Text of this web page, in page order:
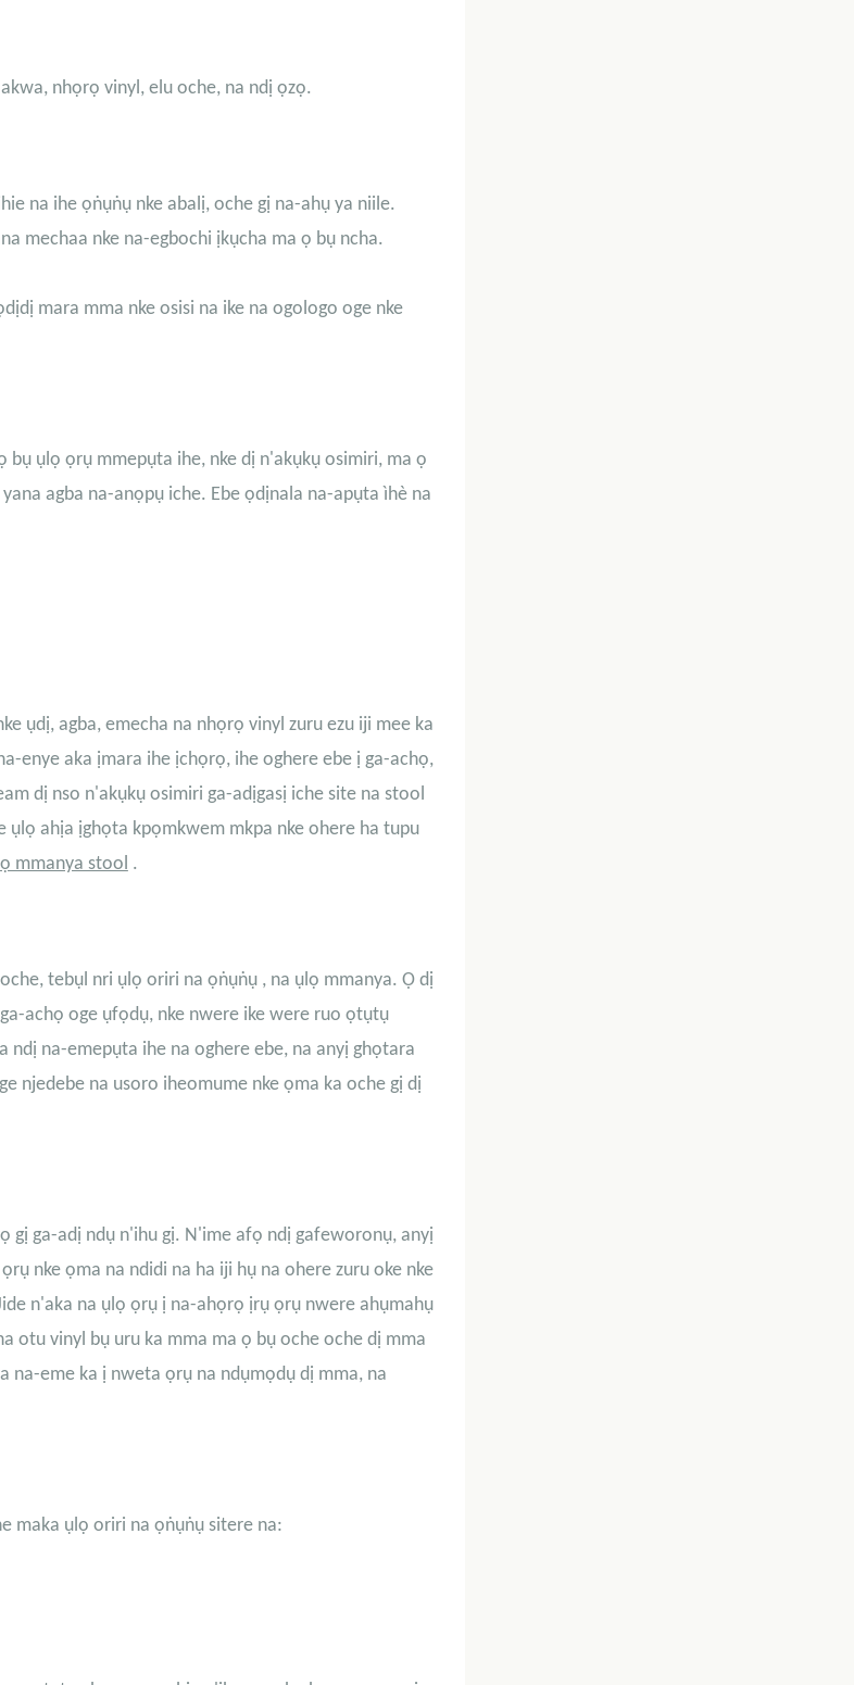
nhọrọ vinyl, elu oche, na ndị ọzọ.
na ihe ọṅụṅụ nke abalị, oche gị na-ahụ ya niile.
mechaa nke na-egbochi ịkụcha ma ọ bụ ncha.
mara mma nke osisi na ike na ogologo oge nke
bụ ụlọ ọrụ mmepụta ihe, nke dị n'akụkụ osimiri, ma ọ
agba na-anọpụ iche. Ebe ọdịnala na-apụta ìhè na
ụdị, agba, emecha na nhọrọ vinyl zuru ezu iji mee ka
enye aka ịmara ihe ịchọrọ, ihe oghere ebe ị ga-achọ,
dị nso n'akụkụ osimiri ga-adịgasị iche site na stool
ụlọ ahịa ịghọta kpọmkwem mkpa nke ohere ha tupu
mmanya stool .
tebụl nri ụlọ oriri na ọṅụṅụ , na ụlọ mmanya. Ọ dị
achọ oge ụfọdụ, nke nwere ike were ruo ọtụtụ
na-emepụta ihe na oghere ebe, na anyị ghọtara
njedebe na usoro iheomume nke ọma ka oche gị dị
gị ga-adị ndụ n'ihu gị. N'ime afọ ndị gafeworonụ, anyị
nke ọma na ndidi na ha iji hụ na ohere zuru oke nke
n'aka na ụlọ ọrụ ị na-ahọrọ ịrụ ọrụ nwere ahụmahụ
otu vinyl bụ uru ka mma ma ọ bụ oche oche dị mma
na-eme ka ị nweta ọrụ na ndụmọdụ dị mma, na
maka ụlọ oriri na ọṅụṅụ sitere na: